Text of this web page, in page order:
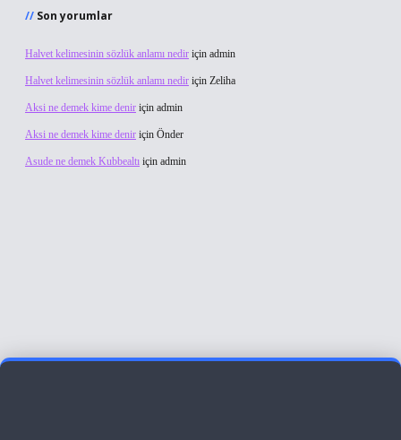
Son yorumlar
Halvet kelimesinin sözlük anlamı nedir için admin
Halvet kelimesinin sözlük anlamı nedir için Zeliha
Aksi ne demek kime denir için admin
Aksi ne demek kime denir için Önder
Asude ne demek Kubbealtı için admin